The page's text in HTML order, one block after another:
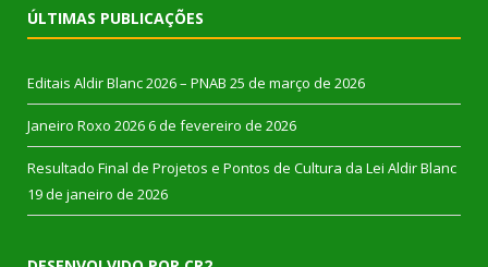
ÚLTIMAS PUBLICAÇÕES
Editais Aldir Blanc 2026 – PNAB 25 de março de 2026
Janeiro Roxo 2026 6 de fevereiro de 2026
Resultado Final de Projetos e Pontos de Cultura da Lei Aldir Blanc
19 de janeiro de 2026